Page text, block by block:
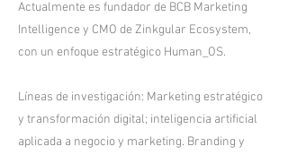
Actualmente es fundador de BCB Marketing
Intelligence y CMO de Zinkgular Ecosystem,
con un enfoque estratégico Human_OS.
Líneas de investigación: Marketing estratégico
y transformación digital; inteligencia artificial
aplicada a negocio y marketing. Branding y